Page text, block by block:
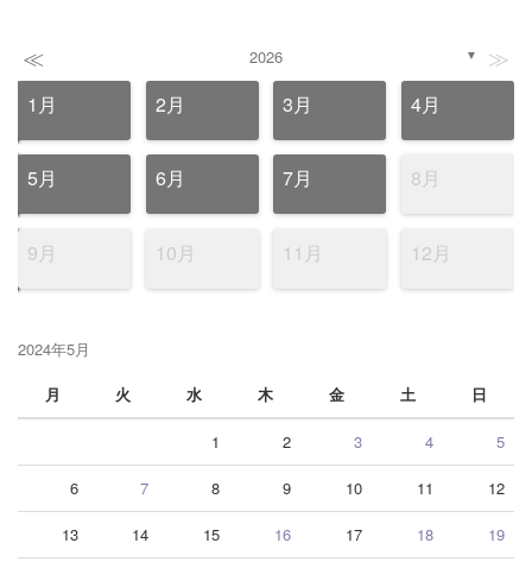
≪ 2026 ▼ ≫
1月 2月 3月 4月
5月 6月 7月 8月
9月 10月 11月 12月
2024年5月
月
火 水 木 金 土 日
1 2 3 4 5
6 7 8 9 10 11 12
13 14 15 16 17 18 19